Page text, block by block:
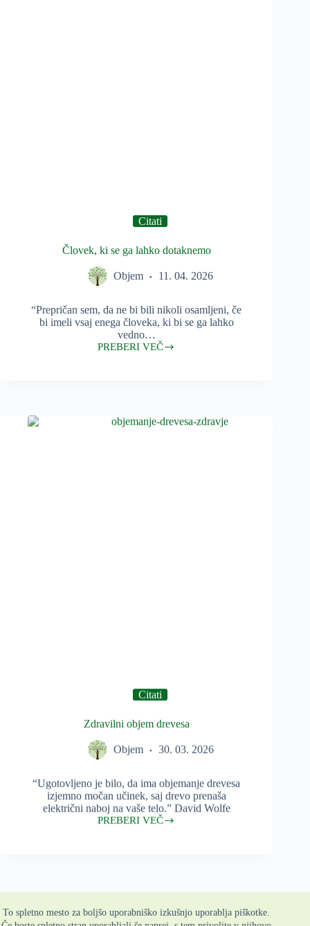
To spletno mesto za boljšo uporabniško izkušnjo uporablja piškotke.
Citati
Človek, ki se ga lahko dotaknemo
Objem 11. 04. 2026
“Prepričan sem, da ne bi bili nikoli osamljeni, če
bi imeli vsaj enega človeka, ki bi se ga lahko
vedno…
PREBERI VEČ
Človek,
Citati
Zdravilni objem drevesa
Objem 30. 03. 2026
“Ugotovljeno je bilo, da ima objemanje drevesa
izjemno močan učinek, saj drevo prenaša
električni naboj na vaše telo.” David Wolfe
PREBERI VEČ
Zdravilni
NASLEDNJA STRAN